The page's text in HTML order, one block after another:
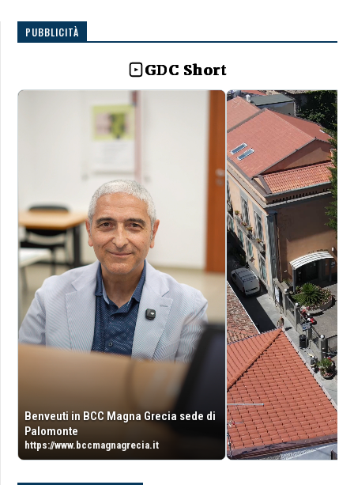
PUBBLICITÀ
GDC Short
Benveuti in BCC Magna Grecia sede di
Palomonte
https://www.bccmagnagrecia.it